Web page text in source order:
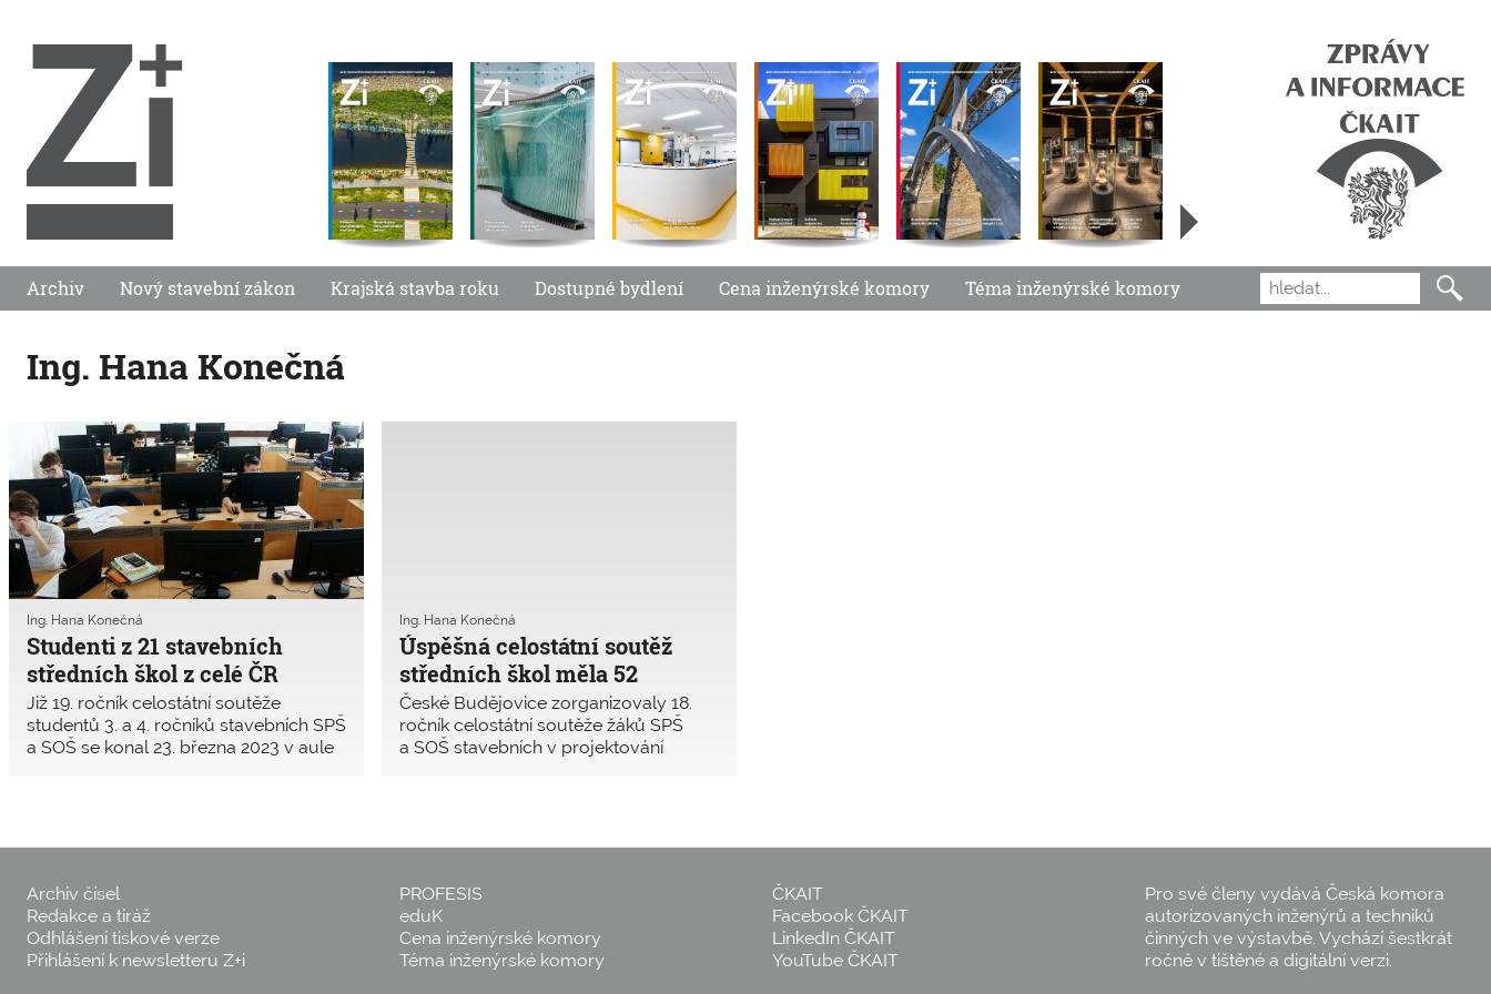
Archiv Nový stavební zákon Krajská stavba roku Dostupné bydlení Cena inženýrské komory Téma inženýrské komory
Ing. Hana Konečná
Studenti z 21 stavebních
středních škol z celé ČR
porovnali svou schopnost
projektovat pozemní stavby
Ing. Hana Konečná
Již 19. ročník celostátní soutěže
studentů 3. a 4. ročníků stavebních SPŠ
a SOŠ se konal 23. března 2023 v aule
republiky: SPŠ stavební Trnava a SPŠ
stavební Žilina.
Úspěšná celostátní soutěž
středních škol měla 52
finalistů
Ing. Hana Konečná
České Budějovice zorganizovaly 18.
ročník celostátní soutěže žáků SPŠ
a SOŠ stavebních v projektování
Archiv čísel
Redakce a tiráž
Odhlášení tiskové verze
Přihlášení k newsletteru Z+i
PROFESIS
eduK
Cena inženýrské komory
Téma inženýrské komory
ČKAIT
Facebook ČKAIT
LinkedIn ČKAIT
YouTube ČKAIT
Pro své členy vydává Česká komora
autorizovaných inženýrů a techniků
činných ve výstavbě. Vychází šestkrát
ročně v tištěné a digitální verzi.